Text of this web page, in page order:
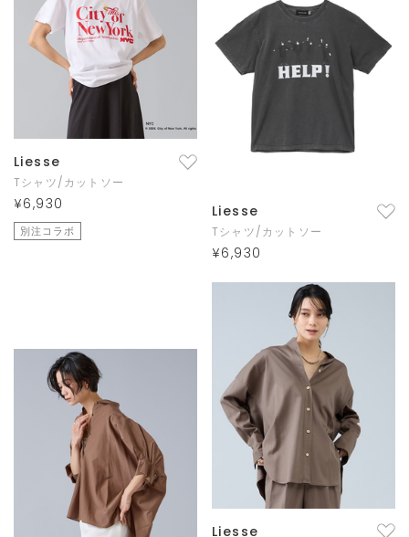
Liesse
Tシャツ/カットソー
¥6,930
別注コラボ
Liesse
Tシャツ/カットソー
¥6,930
Liesse